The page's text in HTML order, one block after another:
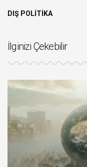
DIŞ POLİTİKA
İlginizi Çekebilir